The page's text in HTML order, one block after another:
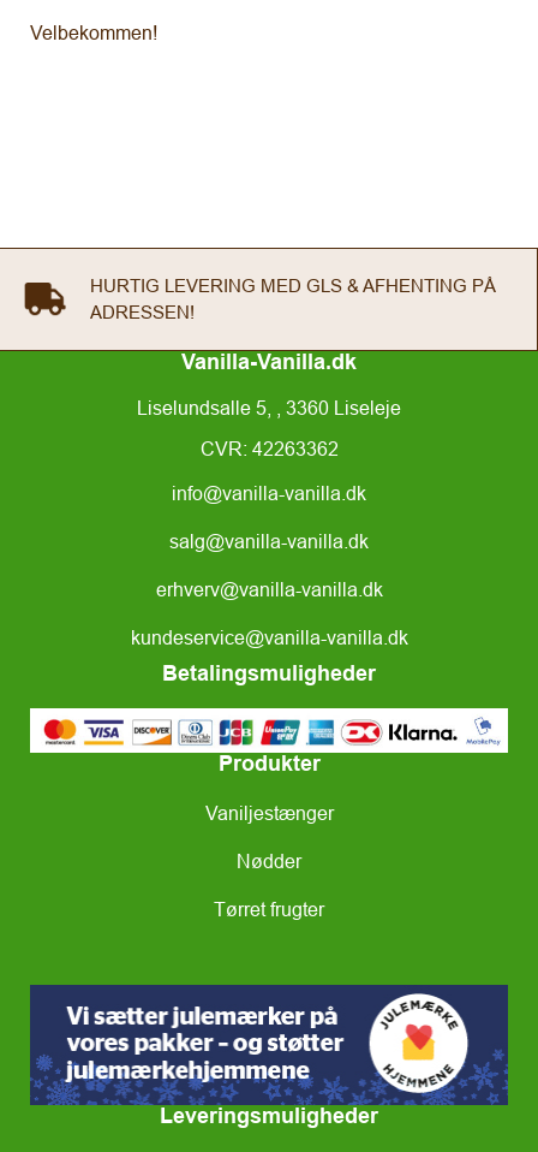
Velbekommen!
HURTIG LEVERING MED GLS & AFHENTING PÅ
ADRESSEN!
Vanilla-Vanilla.dk
Liselundsalle 5, , 3360 Liseleje
CVR: 42263362
info@vanilla-vanilla.dk
salg@vanilla-vanilla.dk
erhverv@vanilla-vanilla.dk
kundeservice@vanilla-vanilla.dk
Betalingsmuligheder
Produkter
Vaniljestænger
Nødder
Tørret frugter
Leveringsmuligheder